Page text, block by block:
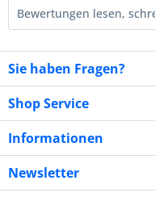
Bewertungen lesen,
Sie haben Fragen?
Shop Service
Informationen
Newsletter